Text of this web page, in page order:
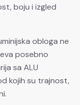
boju i izgled
obloga ne
posebno
sa ALU
kojih su trajnost,